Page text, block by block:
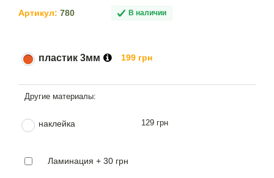
Артикул: 780 В наличии
пластик 3мм 199 грн
наклейка 129 грн
Ламинация + 30 грн